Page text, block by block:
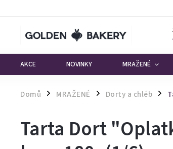
AKCE NOVINKY MRAŽENÉ
Domů / MRAŽENÉ / Dorty a chléb /
Tarta Dort